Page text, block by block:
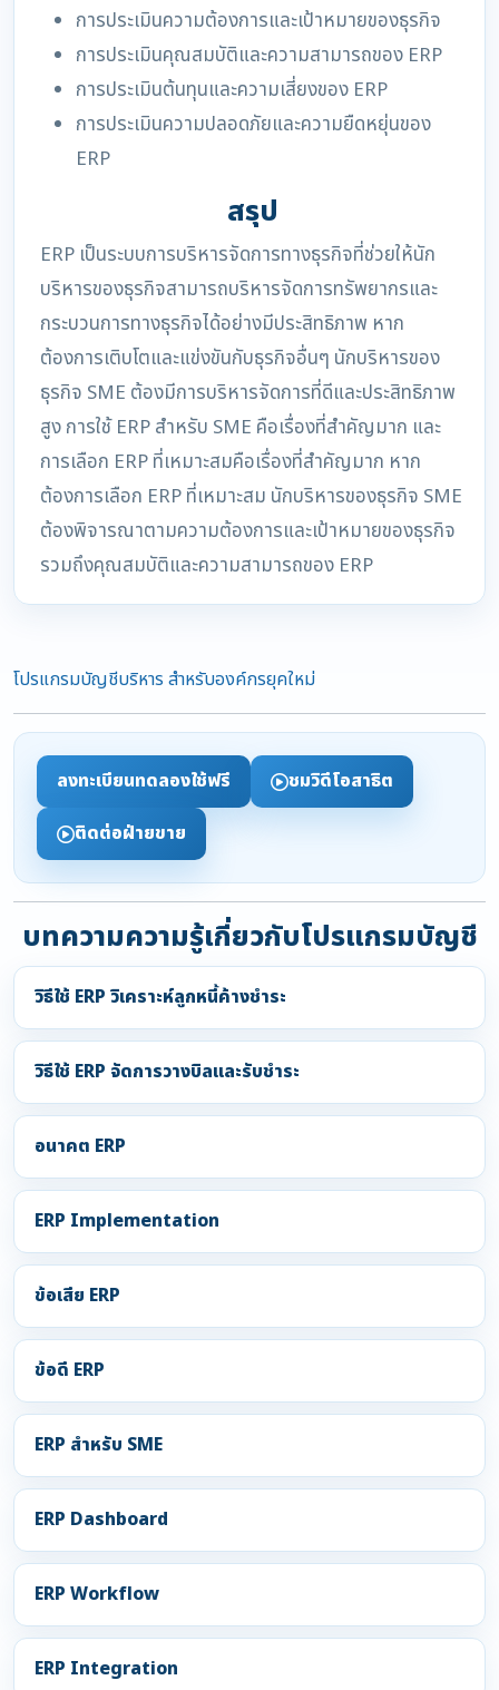
การประเมินความต้องการและเป้าหมายของธุรกิจ
การประเมินคุณสมบัติและความสามารถของ ERP
การประเมินต้นทุนและความเสี่ยงของ ERP
การประเมินความปลอดภัยและความยืดหยุ่นของ
ERP
สรุป
ERP เป็นระบบการบริหารจัดการทางธุรกิจที่ช่วยให้นัก
บริหารของธุรกิจสามารถบริหารจัดการทรัพยากรและ
กระบวนการทางธุรกิจได้อย่างมีประสิทธิภาพ หาก
ต้องการเติบโตและแข่งขันกับธุรกิจอื่นๆ นักบริหารของ
ธุรกิจ SME ต้องมีการบริหารจัดการที่ดีและประสิทธิภาพ
สูง การใช้ ERP สำหรับ SME คือเรื่องที่สำคัญมาก และ
การเลือก ERP ที่เหมาะสมคือเรื่องที่สำคัญมาก หาก
ต้องการเลือก ERP ที่เหมาะสม นักบริหารของธุรกิจ SME
ต้องพิจารณาตามความต้องการและเป้าหมายของธุรกิจ
รวมถึงคุณสมบัติและความสามารถของ ERP
โปรแกรมบัญชีบริหาร สำหรับองค์กรยุคใหม่
ลงทะเบียนทดลองใช้ฟรี
ชมวิดีโอสาธิต
ติดต่อฝ่ายขาย
บทความความรู้เกี่ยวกับโปรแกรมบัญชี
วิธีใช้ ERP วิเคราะห์ลูกหนี้ค้างชำระ
วิธีใช้ ERP จัดการวางบิลและรับชำระ
อนาคต ERP
ERP Implementation
ข้อเสีย ERP
ข้อดี ERP
ERP สำหรับ SME
ERP Dashboard
ERP Workflow
ERP Integration